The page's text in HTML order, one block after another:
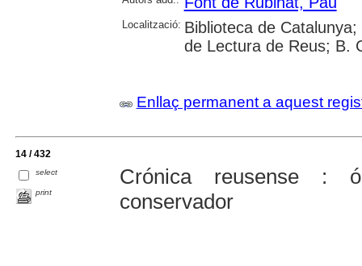
Localització: Biblioteca de
de Lectura de Reus; B.
Enllaç permanent a aquest
14 / 432
select
print
Crónica reusense :
conservador